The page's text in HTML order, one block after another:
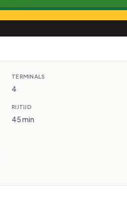
TERMINALS
4
RIJTIJD
45 min